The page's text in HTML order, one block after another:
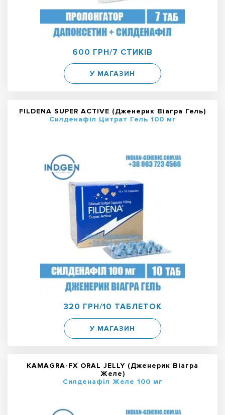
600 ГРН/7 СТИКІВ
У МАГАЗИН
FILDENA SUPER ACTIVE (Дженерик Віагра Гель)
Силденафіл Цитрат Гель 100 мг
320 ГРН/10 ТАБЛЕТОК
У МАГАЗИН
KAMAGRA-FX ORAL JELLY (Дженерик Віагра
Желе)
Силденафіл Желе 100 мг